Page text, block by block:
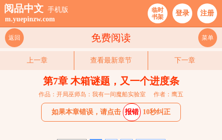
阅品中文 手机版
m.yuepinzw.com
临时
书架
登录 注册
免费阅读
返回 菜单
上一章 查看最新章节 下一章
第7章 木箱谜题，又一个进度条
作品：开局巫师岛：我有一间魔船实验室 作者：鹰五
如果本章错误，请点击 报错 10秒纠正